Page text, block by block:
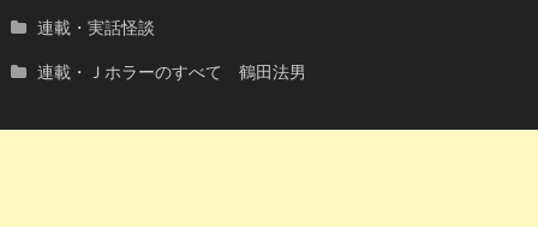
連載・実話怪談
連載・Ｊホラーのすべて 鶴田法男